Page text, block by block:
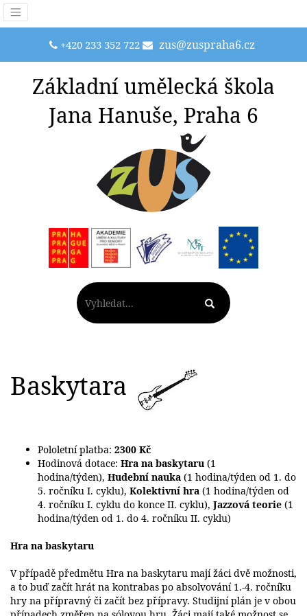
+420 233 352 722 zus@zuspraha6.cz
Základní umělecká škola
Jana Hanuše, Praha 6
Baskytara
Pololetní platba: 2300 Kč
Hodinová dotace: Hra na baskytaru (1
hodina/týden), Hudební nauka (1 hodina/týden od 1. do
5. ročníku I. cyklu), Kolektivní hra (1 hodina/týden od
4. ročníku I. cyklu do konce II. cyklu), Jazzová teorie (1
hodina/týden od 1. do 4. ročníku II. cyklu)
Hra na baskytaru
V případě předmětu Hra na baskytaru mají žáci dvě možnosti,
a to buď začít hrát na kontrabas po absolvování 1.-4. ročníku
hry na přípravný či začít bez přípravy. Studijní plán je v obou